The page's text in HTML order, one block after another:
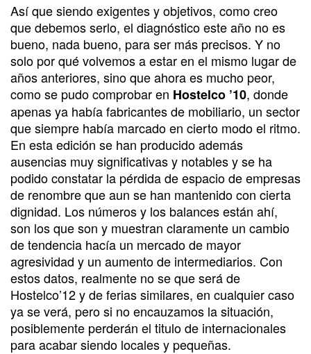
Así que siendo exigentes y objetivos, como creo
que debemos serlo, el diagnóstico este año no es
bueno, nada bueno, para ser más precisos. Y no
solo por qué volvemos a estar en el mismo lugar de
años anteriores, sino que ahora es mucho peor,
como se pudo comprobar en Hostelco ’10, donde
apenas ya había fabricantes de mobiliario, un sector
que siempre había marcado en cierto modo el ritmo.
En esta edición se han producido además
ausencias muy significativas y notables y se ha
podido constatar la pérdida de espacio de empresas
de renombre que aun se han mantenido con cierta
dignidad. Los números y los balances están ahí,
son los que son y muestran claramente un cambio
de tendencia hacía un mercado de mayor
agresividad y un aumento de intermediarios. Con
estos datos, realmente no se que será de
Hostelco’12 y de ferias similares, en cualquier caso
ya se verá, pero si no encauzamos la situación,
posiblemente perderán el titulo de internacionales
para acabar siendo locales y pequeñas.